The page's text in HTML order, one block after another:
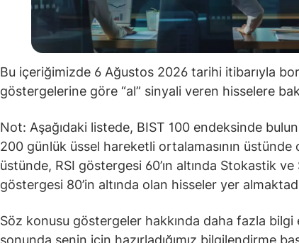
Bu içeriğimizde 6 Ağustos 2026 tarihi itibarıyla
göstergelerine göre “al” sinyali veren hisselere
Not: Aşağıdaki listede, BIST 100 endeksinde
200 günlük üssel hareketli ortalamasının üstünde
üstünde, RSI göstergesi 60’ın altında Stokastik
göstergesi 80’in altında olan hisseler yer
Söz konusu göstergeler hakkında daha fazla bilgi
sonunda senin için hazırladığımız bilgilendirme